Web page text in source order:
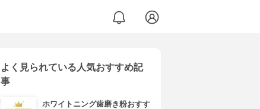
よく見られている人気おすすめ記
事
ホワイトニング歯磨き粉おすす